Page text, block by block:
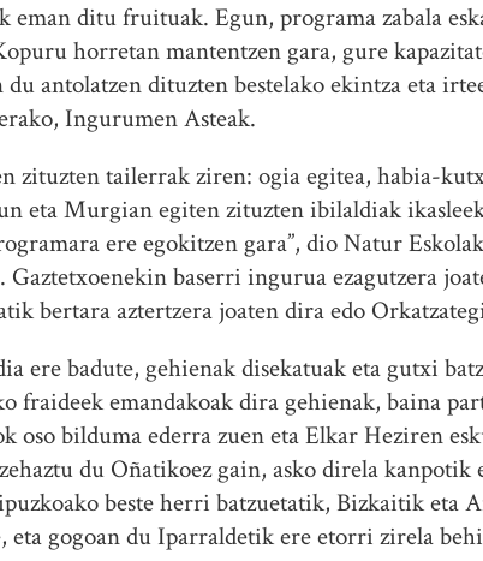
emanditufruituak. Egun, programa zabala
horretan mantentzen gara, gure
du antolatzendituzten bestelako ekintza eta
Ingurumen Asteak.
zituzten tailerrak ziren: ogia egitea, habia-
eta Murgian egiten zituzten ibilaldiak
ere egokitzen gara”, dio Natur
Gaztetxoenekin baserri ingurua ezagutzera
bertara aztertzera joaten dira edo
ere badute, gehienak disekatuak eta gutxi
fraideek emandakoak dira gehienak, baina
oso bilduma ederra zuen eta Elkar Heziren
du Oñatikoez gain, asko direla
beste herri batzuetatik, Bizkaitik eta
eta gogoan du Iparraldetik ere etorri zirela